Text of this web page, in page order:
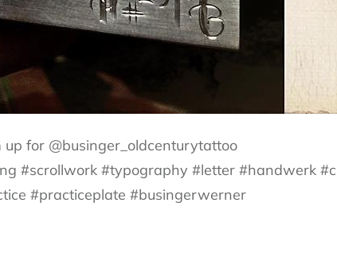
for @businger_oldcenturytattoo
#scrollwork #typography #letter #handwerk
#practiceplate #busingerwerner